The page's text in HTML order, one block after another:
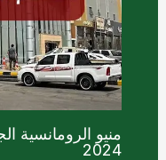
منيو الرومانسية
2024